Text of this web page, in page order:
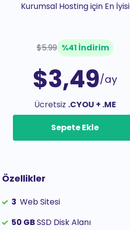
Kurumsal Hosting için En İyisi
$5.99 %41 İndirim
$3,49/ay
Ücretsiz .CYOU + .ME
Sepete Ekle
Özellikler
3 Web Sitesi
50 GBSSD Disk Alanı